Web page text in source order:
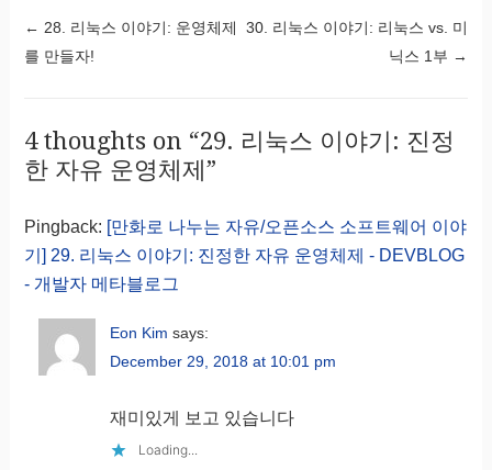
Post navigation
← 28. 리눅스 이야기: 운영체제
를 만들자!
30. 리눅스 이야기: 리눅스 vs. 미
닉스 1부 →
4 thoughts on “29. 리눅스 이야기: 진정
한 자유 운영체제”
Pingback: [만화로 나누는 자유/오픈소스 소프트웨어 이야
기] 29. 리눅스 이야기: 진정한 자유 운영체제 - DEVBLOG
- 개발자 메타블로그
Eon Kim says:
December 29, 2018 at 10:01 pm
재미있게 보고 있습니다
Loading...